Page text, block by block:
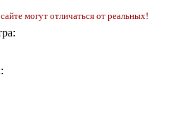
могут отличаться от реальных!